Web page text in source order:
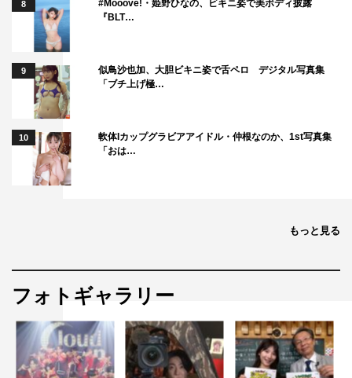
受けることに。
「うそだーーー ー！！」
さらにあかりに衝撃を与えたのは、大好きだった祖母・サ
エ子（藤田弓子）の認知症であった。軽度のもの忘れが始
まっているという。なかなか帰郷できていなかったことに
落ち込むあかり。祖父の小太郎（イッセー尾形）から「お
まえは心配せんでも、自分のこと頑張りゃええんだわ」と
励まされ、久しぶりの実家での生活がスタートした。
「やな」を手伝いながら、あかりの就職活動は続くが、リ
たい」単純な理由で、東京の大学に進学し、そのまま東京
とが何なのか、自分自身分かっていないのだ。
桃農家を経営する幼なじみの豊（菅原健）から「だったら
場から逃げ出してしまう。いきなり結婚って言われてもあ
かりの悩みは尽きなかった。
8
#Mooove!・姫野ひなの、ビキニ姿で美ボディ披露
『BLT…
9
似鳥沙也加、大胆ビキニ姿で舌ペロ デジタル写真集
「ブチ上げ極…
10
軟体Iカップグラビアアイドル・仲根なのか、1st写真集
「おは…
もっと見る
フォトギャラリー